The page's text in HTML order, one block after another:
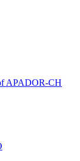
APADOR-CH